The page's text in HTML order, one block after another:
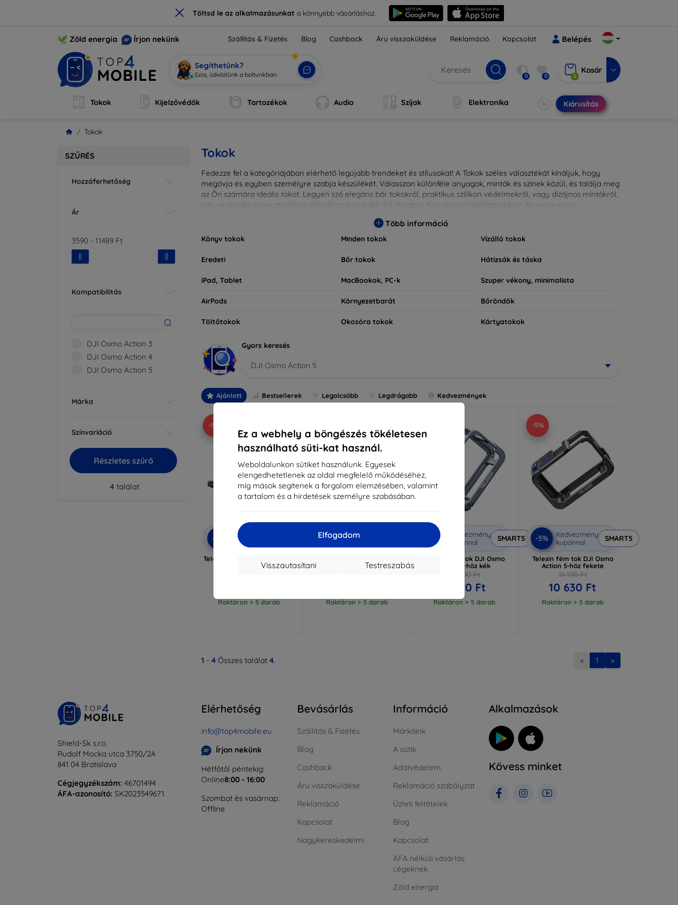
× Töltsd le az alkalmazásunkata könnyebb vásárláshoz.
Ez a webhely a böngészés tökéletesen
használható süti-kat használ.
Weboldalunkon sütiket használunk. Egyesek
elengedhetetlenek az oldal megfelelő működéséhez,
míg mások segítenek a forgalom elemzésében, valamint
a tartalom és a hirdetések személyre szabásában.
Elfogadom
Testreszabás
Visszautasítani
Zöld energia Írjon nekünk Szállítás & Fizetés Blog Cashback Áru visszaküldése Reklamáció Kapcsolat Belépés
Segíthetünk?
Szia, üd| 0 0 0
Kosár
Tokok Kijelzővédők Tartozékok Audio Szíjak Elektronika Kiárusítás
Tokok
SZŰRÉS
Hozzáferhetőség
Ár
3590 - 11489 Ft
Kompatibilitás
DJI Osmo Action 3
DJI Osmo Action 4
DJI Osmo Action 5
Márka
Színvariáció
Részletes szűrő
4 találat
Tokok
Fedezze fel a kategóriájában elérhető legújabb trendeket és stílusokat! A Tokok széles választékát kínáljuk, hogy
megóvja és egyben személyre szabja készülékét. Válasszon különféle anyagok, minták és színek közül, és találja meg
az Ön számára ideális tokot. Legyen szó elegáns bőr tokokról, praktikus szilikon védelmekről, vagy dizájnos mintákról,
nálunk mindenki megtalálja a stílusához leginkább illő darabot. Böngésszen kínálatunkban, és tegye még
Több információ
Könyv tokok Minden tokok Vízálló tokok
Eredeti Bőr tokok Hátizsák és táska
iPad, Tablet MacBookok, PC-k Szuper vékony, minimalista
AirPods Környezetbarát Bőröndök
Töltőtokok Okosóra tokok Kártyatokok
Gyors keresés
DJI Osmo Action 5
Ajánlott Bestsellerek Legolcsóbb Legdrágabb Kedvezmények
-5%
-5%
Kedvezmény
kuponnal
Telesin szilikon tok DJI Osmo
Action 5-höz
Raktáron > 5 darab
-5%
Kedvezmény
3/4/5 kamerához
Raktáron > 5 darab
-5%
Kedvezmény
kuponnal
SMART5
Telesin fém tok DJI Osmo
Action 5-höz kék
10 390 Ft
9 870 Ft
Raktáron > 5 darab
-5%
-5%
Kedvezmény
kuponnal
SMART5
Telesin fém tok DJI Osmo
Action 5-höz fekete
11 190 Ft
10 630 Ft
Raktáron > 5 darab
1 - 4 Összes találat 4. « 1 »
Shield-Sk s.r.o.
Rudolf Mocka utca 3750/2A
841 04 Bratislava
Cégjegyzékszám: 46701494
ÁFA-azonosító: SK2023549671
Elérhetőség
info@top4mobile.eu
Írjon nekünk
Hétfőtől péntekig:
Online8:00 - 16:00
Szombat és vasárnap:
Offline
Bevásárlás
Szállítás & Fizetés
Blog
Cashback
Áru visszaküldése
Reklamáció
Kapcsolat
Nagykereskedelmi
Információ
Márkáink
A sütik
Adatvédelem
Reklamáció szabályzat
Üzleti feltételek
Blog
Kapcsolat
ÁFA nélküli vásárlás
cégeknek
Zöld energia
Alkalmazások
Kövess minket